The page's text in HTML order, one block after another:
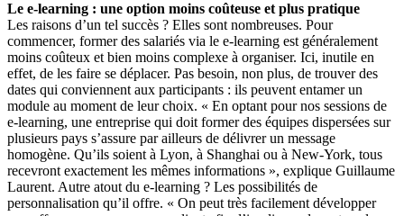
Le e-learning : une option moins coûteuse et plus pratique
Les raisons d’un tel succès ? Elles sont nombreuses. Pour
commencer, former des salariés via le e-learning est généralement
moins coûteux et bien moins complexe à organiser. Ici, inutile en
effet, de les faire se déplacer. Pas besoin, non plus, de trouver des
dates qui conviennent aux participants : ils peuvent entamer un
module au moment de leur choix. « En optant pour nos sessions de
e-learning, une entreprise qui doit former des équipes dispersées sur
plusieurs pays s’assure par ailleurs de délivrer un message
homogène. Qu’ils soient à Lyon, à Shanghai ou à New-York, tous
recevront exactement les mêmes informations », explique Guillaume
Laurent. Autre atout du e-learning ? Les possibilités de
personnalisation qu’il offre. « On peut très facilement développer